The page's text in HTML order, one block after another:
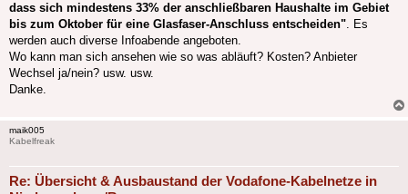
dass sich mindestens 33% der anschließbaren Haushalte im Gebiet
bis zum Oktober für eine Glasfaser-Anschluss entscheiden". Es
werden auch diverse Infoabende angeboten.
Wo kann man sich ansehen wie so was abläuft? Kosten? Anbieter
Wechsel ja/nein? usw. usw.
Danke.
maik005
Kabelfreak
Re: Übersicht & Ausbaustand der Vodafone-Kabelnetze in